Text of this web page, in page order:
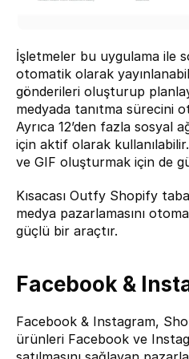
İşletmeler bu uygulama ile
otomatik olarak
gönderileri oluşturup
medyada tanıtma sürecini
Ayrıca 12’den fazla sosyal
için aktif olarak
ve GIF oluşturmak için de
Kısacası Outfy Shopify
medya pazarlamasını
güçlü bir araçtır.
Facebook &
Facebook & Instagram,
ürünleri Facebook ve